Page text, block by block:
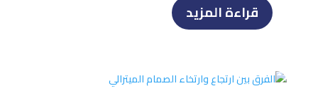
قراءة المزيد